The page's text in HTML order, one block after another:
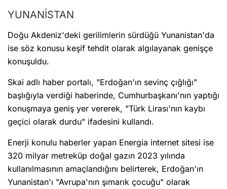
YUNANİSTAN
Doğu Akdeniz'deki gerilimlerin sürdüğü Yunanistan'da
ise söz konusu keşif tehdit olarak algılayanak genişçe
konuşuldu.
Skai adlı haber portalı, "Erdoğan'ın sevinç çığlığı"
başlığıyla verdiği haberinde, Cumhurbaşkanı'nın yaptığı
konuşmaya geniş yer vererek, "Türk Lirası'nın kaybı
geçici olarak durdu" ifadesini kullandı.
Enerji konulu haberler yapan Energia internet sitesi ise
320 milyar metreküp doğal gazın 2023 yılında
kullanılmasının amaçlandığını belirterek, Erdoğan'ın
Yunanistan'ı "Avrupa'nın şımarık çocuğu" olarak